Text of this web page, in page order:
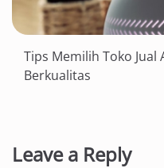
Tips Memilih Toko
Berkualitas
Leave a Reply